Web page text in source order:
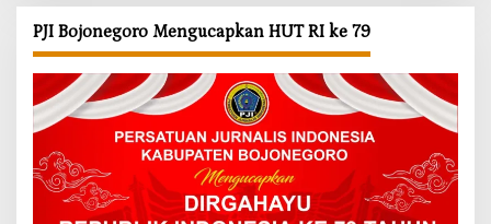
PJI Bojonegoro Mengucapkan HUT RI ke 79